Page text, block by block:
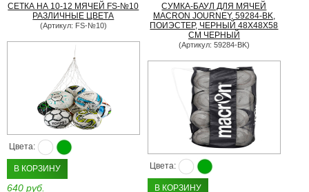
СЕТКА НА 10-12 МЯЧЕЙ FS-№10
РАЗЛИЧНЫЕ ЦВЕТА
(Артикул: FS-№10)
Цвета:
В КОРЗИНУ
640 руб.
СУМКА-БАУЛ ДЛЯ МЯЧЕЙ
MACRON JOURNEY, 59284-BK,
ПОИЭСТЕР, ЧЕРНЫЙ 48Х48Х58
СМ ЧЕРНЫЙ
(Артикул: 59284-BK)
Цвета:
В КОРЗИНУ